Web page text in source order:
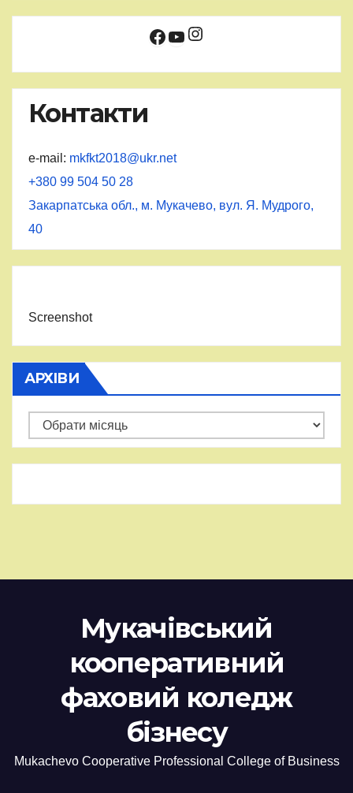
Facebook
YouTube
Instagram
Контакти
e-mail: mkfkt2018@ukr.net
+380 99 504 50 28
Закарпатська обл., м. Мукачево, вул. Я. Мудрого,
40
Screenshot
АРХІВИ
Архіви
Мукачівський
кооперативний
фаховий коледж
бізнесу
Mukachevo Cooperative Professional College of Business